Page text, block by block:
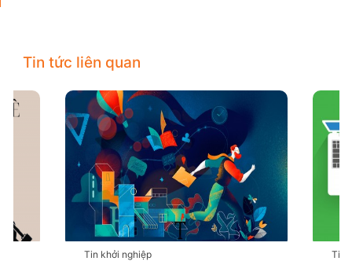
Tin tức liên quan
Tin khởi nghiệp Tin